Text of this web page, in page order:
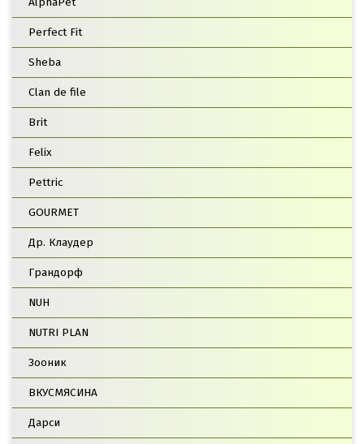
Perfect Fit
Sheba
Clan de file
Brit
Felix
Pettric
GOURMET
Др. Клаудер
Грандорф
NUH
NUTRI PLAN
Зооник
ВКУСМЯСИНА
Дарси